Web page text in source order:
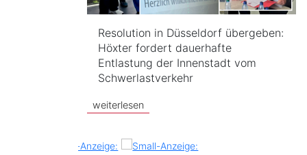
Resolution in Düsseldorf übergeben:
Höxter fordert dauerhafte
Entlastung der Innenstadt vom
Schwerlastverkehr
weiterlesen